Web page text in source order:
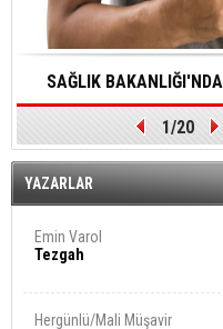
SAĞLIK
DURMALARINA HIZLI
EDİLMESİNE YÖNELİK
1/20
YAZARLAR
Emin Varol
Tezgah
Hergünlü/Mali Müşavir